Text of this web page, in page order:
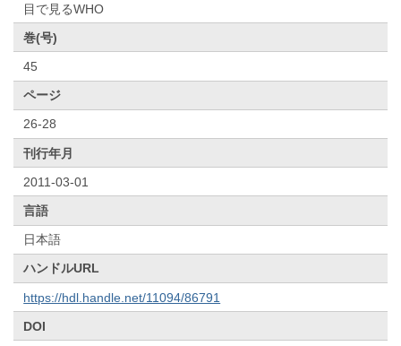
目で見るWHO
巻(号)
45
ページ
26-28
刊行年月
2011-03-01
言語
日本語
ハンドルURL
https://hdl.handle.net/11094/86791
DOI